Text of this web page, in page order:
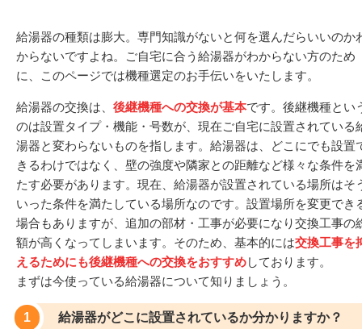
給湯器の種類は膨大。専門知識がないと何を選んだらいいのか
からないですよね。ご自宅に合う給湯器がわからない方のため
に、このページでは機種選定のお手伝いをいたします。
給湯器の交換は、 後継機種への交換が基本です。後継機種とい
のは設置タイプ・機能・号数が、現在ご自宅に設置されている
湯器と変わらないものを指します。給湯器は、どこにでも設置
きるわけではなく、壁の強度や隣家との距離など様々な条件を
たす必要があります。現在、給湯器が設置されている場所はそ
いった条件を満たしている場所なのです。設置場所を変更でき
場合もありますが、追加の部材・工事が必要になり交換工事の
額が高くなってしまいます。そのため、基本的には交換工事を
えるためにも後継機種への交換をおすすめしております。
まずは今使っている給湯器について知りましょう。
給湯器がどこに設置されているか分かりますか？